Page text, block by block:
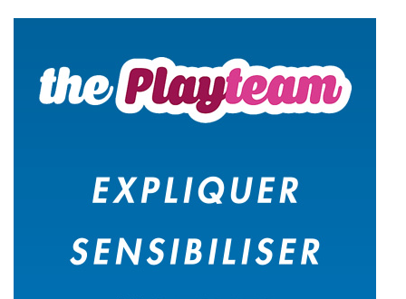
(Opensnew new new new